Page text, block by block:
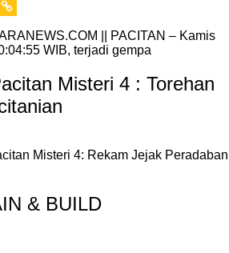
|| PACITAN – Kamis
WIB, terjadi gempa
Misteri 4 : Torehan
Misteri 4: Rekam Jejak
& BUILD